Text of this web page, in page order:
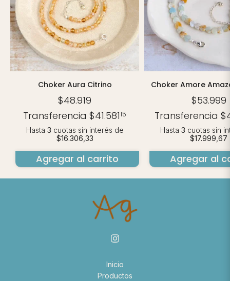
Choker Aura Citrino
$48.919
Transferencia$41.58115
Hasta 3 cuotas sin interés de
$16.306,33
Agregar al carrito
Choker Amore
$53.999
Transferencia
Hasta 3 cuotas sin
$17.999,67
Agregar al
Inicio
Productos